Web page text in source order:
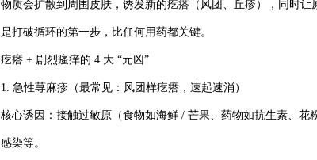
物质会扩散到周围皮肤，诱发新的疙瘩（风团、丘疹），同时
是打破循环的第一步，比任何用药都关键。
疙瘩 + 剧烈瘙痒的 4 大 “元凶”
1. 急性荨麻疹（最常见：风团样疙瘩，速起速消）
核心诱因：接触过敏原（食物如海鲜 / 芒果、药物如抗生素、花
感染等。